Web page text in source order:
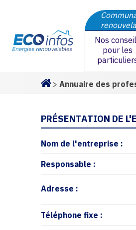
Nos
pour les
> Annuaire des
PRÉSENTATION DE
Nom de l'entreprise :
Responsable :
Adresse :
Téléphone fixe :